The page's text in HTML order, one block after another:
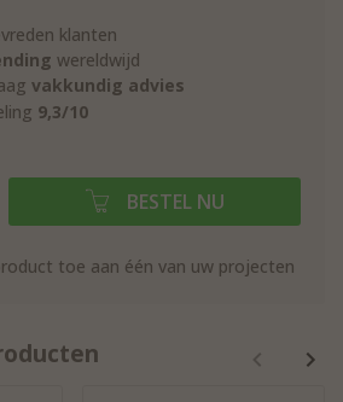
klanten
wereldwijd
vakkundig advies
9,3/10
BESTEL NU
toe aan één van uw projecten